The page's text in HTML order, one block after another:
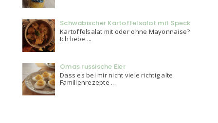
Schwäbischer Kartoffelsalat mit Speck
Kartoffelsalat mit oder ohne Mayonnaise?
Ich liebe ...
Omas russische Eier
Dass es bei mir nicht viele richtig alte
Familienrezepte ...